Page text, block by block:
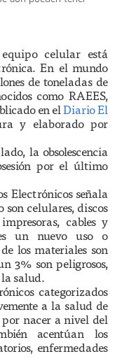
celular está
En el mundo
de toneladas de
como RAEES,
en elDiario El
y elaborado por
la obsolescencia
por el último
Electrónicos señala
son celulares, discos
cables y
un nuevo uso o
los materiales son
3% son peligrosos,
la salud.
categorizados
a la salud de
por nacer a nivel del
acentúan los
enfermedades